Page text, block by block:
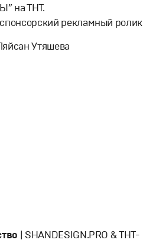
на ТНТ.
спонсорский рекламный ролик
Утяшева
| SHANDESIGN.PRO & ТНТ-